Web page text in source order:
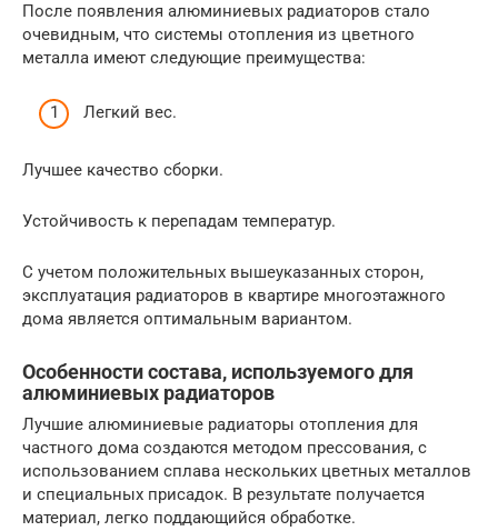
После появления алюминиевых радиаторов стало
очевидным, что системы отопления из цветного
металла имеют следующие преимущества:
Легкий вес.
Лучшее качество сборки.
Устойчивость к перепадам температур.
С учетом положительных вышеуказанных сторон,
эксплуатация радиаторов в квартире многоэтажного
дома является оптимальным вариантом.
Особенности состава, используемого для
алюминиевых радиаторов
Лучшие алюминиевые радиаторы отопления для
частного дома создаются методом прессования, с
использованием сплава нескольких цветных металлов
и специальных присадок. В результате получается
материал, легко поддающийся обработке.